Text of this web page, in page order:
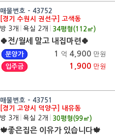
매물번호 - 43752
[경기 수원시 권선구] 고색동
방 3개
욕실 2개 34평형(112 ㎡)
🍀전/월세 말고 내집마련🍀
분양가 1 억 4,900 만원
입주금
1,900 만원
매물번호 - 43751
[경기 고양시 덕양구] 내유동
방 3개
욕실 2개 30평형(99㎡)
🍁좋은집은 이유가 있습니다🍁